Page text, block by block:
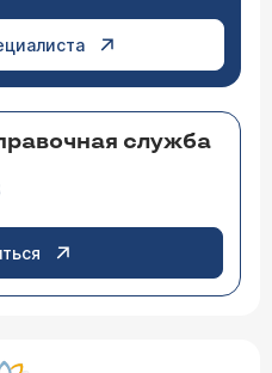
служба